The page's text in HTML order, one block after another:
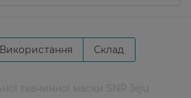
Використання Склад